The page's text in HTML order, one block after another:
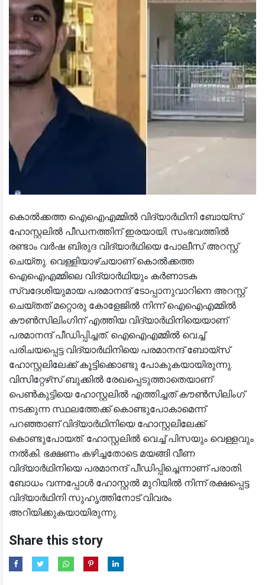
കൊൽക്കത്ത ഐഐഎമ്മിൽ വിദ്യാർഥിനി ബോയ്‌സ്
ഹോസ്റ്റലിൽ പീഡനത്തിന് ഇരയായി. സംഭവത്തിൽ
രണ്ടാം വർഷ ബിരുദ വിദ്യാർഥിയെ പോലീസ് അറസ്റ്റ്
ചെയ്തു. വെള്ളിയാഴ്ചയാണ് കൊൽക്കത്ത
ഐഐഎമ്മിലെ വിദ്യാർഥിയും കർണാടക
സ്വദേശിയുമായ പരമാനന്ദ് ടോപ്പാനുവാറിനെ അറസ്റ്റ്
ചെയ്തത് മറ്റൊരു കോളേജിൽ നിന്ന് ഐഐഎമ്മിൽ
കൗൺസിലിംഗിന് എത്തിയ വിദ്യാർഥിനിയെയാണ്
പരമാനന്ദ് പീഡിപ്പിച്ചത്. ഐഐഎമ്മിൽ വെച്ച്
പരിചയപ്പെട്ട വിദ്യാർഥിനിയെ പരമാനന്ദ് ബോയ്‌സ്
ഹോസ്റ്റലിലേക്ക് കൂട്ടിക്കൊണ്ടു പോകുകയായിരുന്നു.
വിസിറ്റേഴ്‌സ് ബുക്കിൽ രേഖപ്പെടുത്താതെയാണ്
പെൺകുട്ടിയെ ഹോസ്റ്റലിൽ എത്തിച്ചത് കൗൺസിലിംഗ്
നടക്കുന്ന സ്ഥലത്തേക്ക് കൊണ്ടുപോകാമെന്ന്
പറഞ്ഞാണ് വിദ്യാർഥിനിയെ ഹോസ്റ്റലിലേക്ക്
കൊണ്ടുപോയത്. ഹോസ്റ്റലിൽ വെച്ച് പിസയും വെള്ളവും
നൽകി. ഭക്ഷണം കഴിച്ചതോടെ മയങ്ങി വീണ
വിദ്യാർഥിനിയെ പരമാനന്ദ് പീഡിപ്പിച്ചെന്നാണ് പരാതി.
ബോധം വന്നപ്പോൾ ഹോസ്റ്റൽ മുറിയിൽ നിന്ന് രക്ഷപ്പെട്ട
വിദ്യാർഥിനി സുഹൃത്തിനോട് വിവരം
അറിയിക്കുകയായിരുന്നു.
Share this story